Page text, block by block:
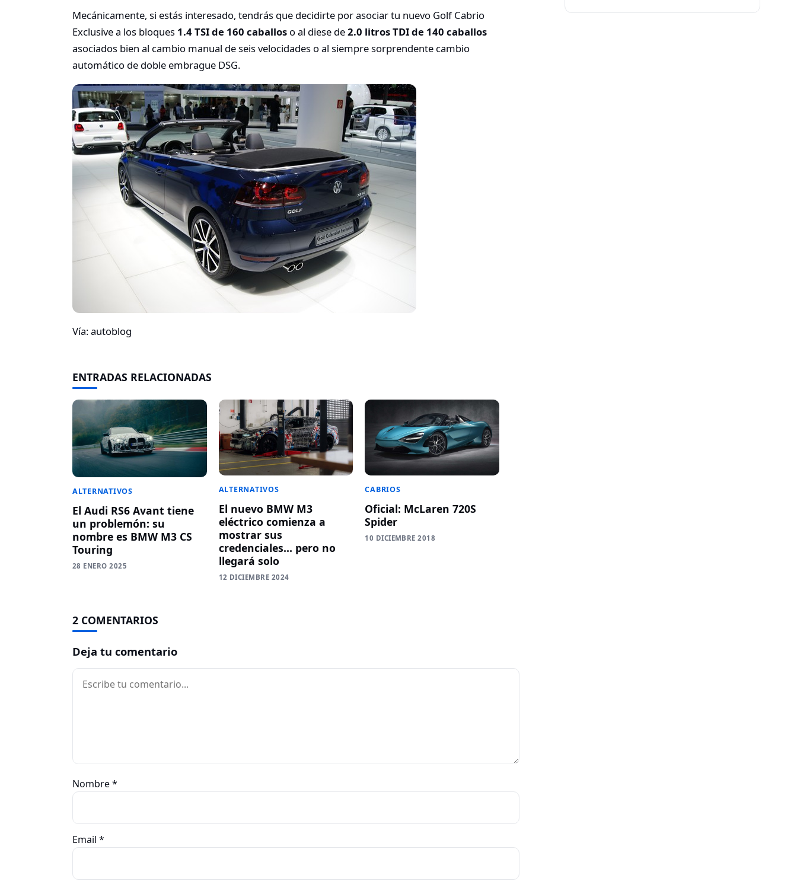
Mecánicamente, si estás interesado, tendrás que decidirte por asociar tu nuevo Golf Cabrio
Exclusive a los bloques 1.4 TSI de 160 caballos o al diese de2.0 litros TDI de 140 caballos
asociados bien al cambio manual de seis velocidades o al siempre sorprendente cambio
automático de doble embrague DSG.
Vía: autoblog
ENTRADAS RELACIONADAS
ALTERNATIVOS
El Audi RS6 Avant tiene
un problemón: su
nombre es BMW M3 CS
Touring
28 ENERO 2025
ALTERNATIVOS
El nuevo BMW M3
eléctrico comienza a
mostrar sus
credenciales… pero no
llegará solo
12 DICIEMBRE 2024
CABRIOS
Oficial: McLaren 720S
Spider
10 DICIEMBRE 2018
2 COMENTARIOS
Deja tu comentario
Comentario
Nombre*
Email *